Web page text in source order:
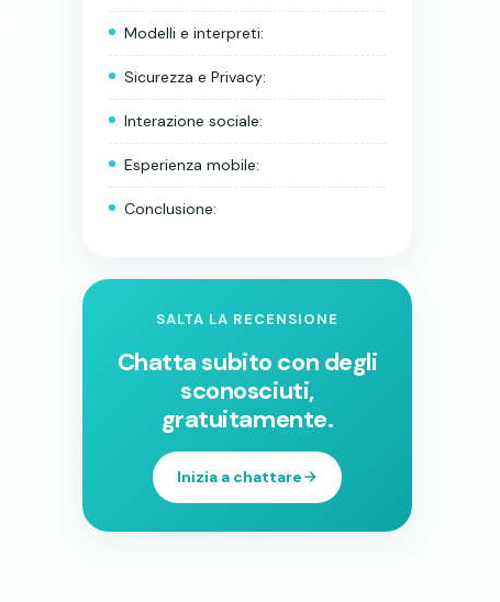
Modelli e interpreti:
Sicurezza e Privacy:
Interazione sociale:
Esperienza mobile:
Conclusione:
SALTA LA RECENSIONE
Chatta subito con degli
sconosciuti,
gratuitamente.
Inizia a chattare